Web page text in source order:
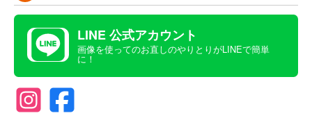
LINE 公式アカウント
画像を使ってのお直しのやりとりがLINEで簡単
に！